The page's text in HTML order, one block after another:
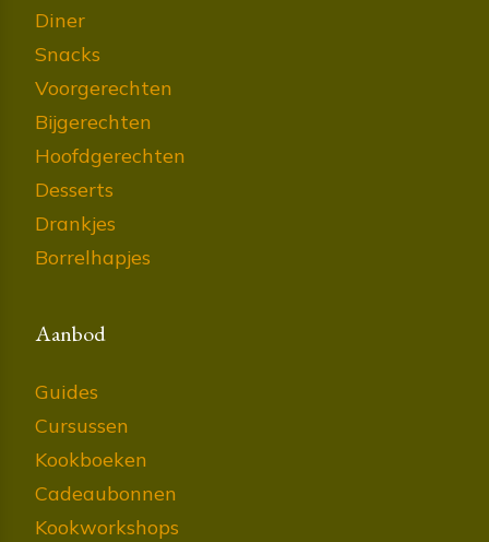
Diner
Snacks
Voorgerechten
Bijgerechten
Hoofdgerechten
Desserts
Drankjes
Borrelhapjes
Aanbod
Guides
Cursussen
Kookboeken
Cadeaubonnen
Kookworkshops